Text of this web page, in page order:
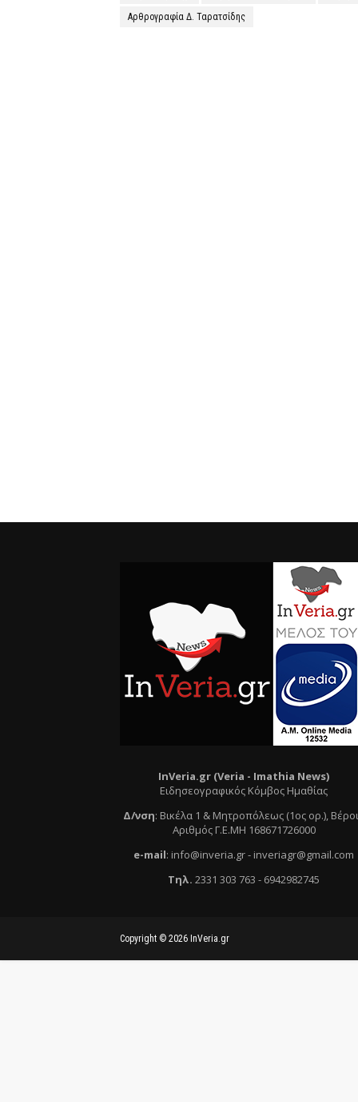
Αρθρογραφία Δ. Ταρατσίδης
InVeria.gr (Veria - Ιmathia News)
Ειδησεογραφικός Κόμβος Ημαθίας
Δ/νση: Βικέλα 1 & Μητροπόλεως (1ος ορ.),
Αριθμός Γ.Ε.ΜΗ 168671726000
e-mail: info@inveria.gr- inveriagr@gmail.com
Τηλ. 2331 303 763 - 6942982745
Copyright © 2026 InVeria.gr